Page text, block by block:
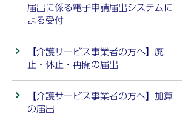
届出に係る電子申請届出システムに
よる受付
【介護サービス事業者の方へ】廃
止・休止・再開の届出
【介護サービス事業者の方へ】加算
の届出